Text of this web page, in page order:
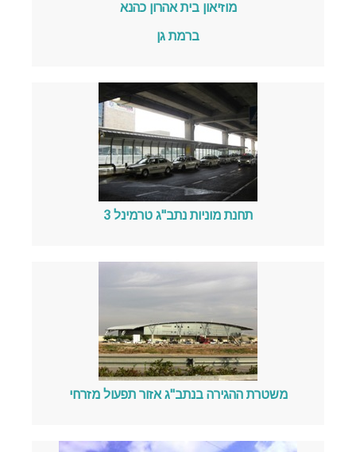
מוזיאון בית אהרון כהנא
ברמת גן
תחנת מוניות נתב"ג טרמינל 3
משטרת ההגירה בנתב"ג אזור תפעול מזרחי